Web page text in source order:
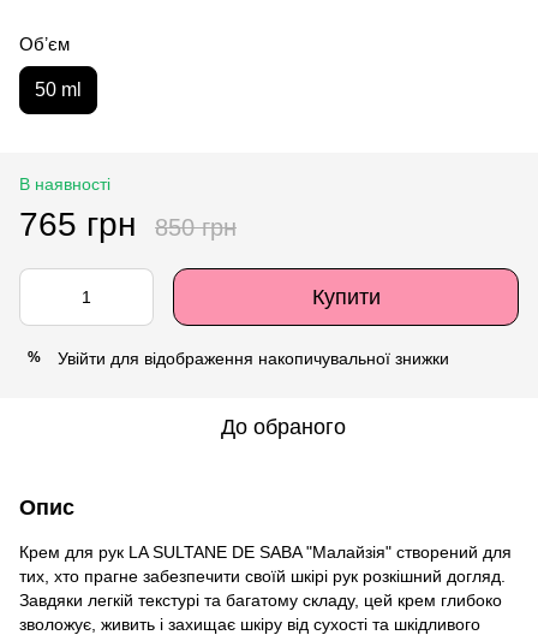
Обʼєм
50 ml
В наявності
765 грн 850 грн
Купити
% Увійти для відображення накопичувальної знижки
До обраного
Опис
Крем для рук LA SULTANE DE SABA "Малайзія" створений для
тих, хто прагне забезпечити своїй шкірі рук розкішний догляд.
Завдяки легкій текстурі та багатому складу, цей крем глибоко
зволожує, живить і захищає шкіру від сухості та шкідливого